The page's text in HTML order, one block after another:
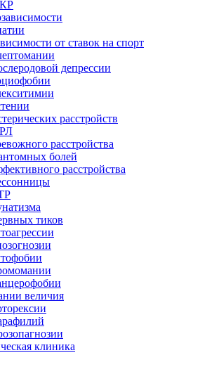
от ставок на спорт
депрессии
расстройств
расстройства
болей
расстройства
тиков
величия
клиника